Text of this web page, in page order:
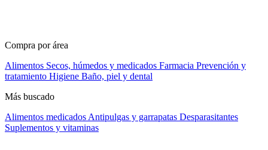
Compra por área
Alimentos Secos, húmedos y medicados Farmacia Prevención y
tratamiento Higiene Baño, piel y dental
Más buscado
Alimentos medicados Antipulgas y garrapatas Desparasitantes
Suplementos y vitaminas